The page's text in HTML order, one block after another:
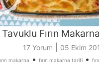
Tavuklu Fırın
17 Yorum 05 Ekim
makarna • fırın makarna tarifi •